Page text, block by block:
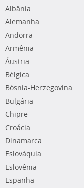
Albânia
Alemanha
Andorra
Armênia
Áustria
Bélgica
Bósnia-Herzegovina
Bulgária
Chipre
Croácia
Dinamarca
Eslováquia
Eslovênia
Espanha